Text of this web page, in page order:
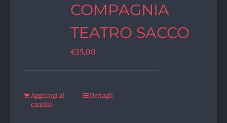
COMPAGNIA
TEATRO SACCO
€15,00
Aggiungi al
carrello
Dettagli